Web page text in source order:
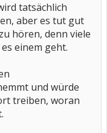
tatsächlich
aber es tut gut
hören, denn viele
einem geht.
und würde
treiben, woran